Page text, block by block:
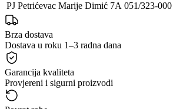
PJ Petrićevac Marije Dimić 7A 051/323-000
Brza dostava
Dostava u roku 1–3 radna dana
Garancija kvaliteta
Provjereni i sigurni proizvodi